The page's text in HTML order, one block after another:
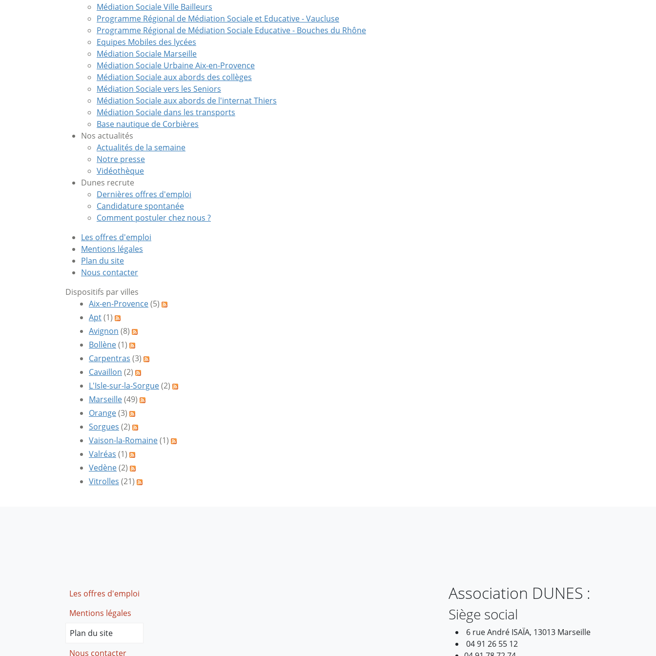
Médiation Sociale Ville Bailleurs
Programme Régional de Médiation Sociale et Educative - Vaucluse
Programme Régional de Médiation Sociale Educative - Bouches du Rhône
Equipes Mobiles des lycées
Médiation Sociale Marseille
Médiation Sociale Urbaine Aix-en-Provence
Médiation Sociale aux abords des collèges
Médiation Sociale vers les Seniors
Médiation Sociale aux abords de l'internat Thiers
Médiation Sociale dans les transports
Base nautique de Corbières
Nos actualités
Actualités de la semaine
Notre presse
Vidéothèque
Dunes recrute
Dernières offres d'emploi
Candidature spontanée
Comment postuler chez nous ?
Les offres d'emploi
Mentions légales
Plan du site
Nous contacter
Dispositifs par villes
Aix-en-Provence(5)
Apt(1)
Avignon (8)
Bollène(1)
Carpentras (3)
Cavaillon (2)
L'Isle-sur-la-Sorgue(2)
Marseille(49)
Orange(3)
Sorgues (2)
Vaison-la-Romaine(1)
Valréas (1)
Vedène(2)
Vitrolles (21)
Footer
Les offres d'emploi
Mentions légales
Plan du site
Nous contacter
Association DUNES :
Siège social
6 rue André ISAÏA, 13013 Marseille
04 91 26 55 12